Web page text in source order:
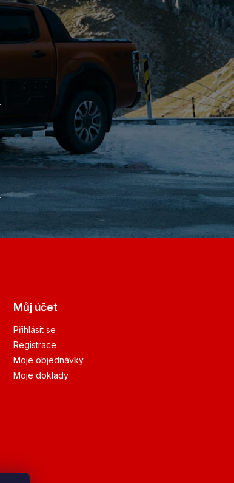
Můj účet
Přihlásit se
Registrace
Moje objednávky
Moje doklady